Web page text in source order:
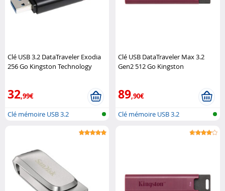
Clé USB 3.2 DataTraveler Exodia
256 Go Kingston Technology
32,99€
Clé mémoire USB 3.2
Clé USB DataTraveler Max 3.2
Gen2 512 Go Kingston
89,90€
Clé mémoire USB 3.2